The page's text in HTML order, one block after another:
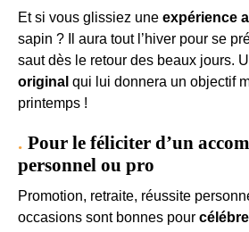
Et si vous glissiez une expérience
sapin ? Il aura tout l’hiver pour se
saut dès le retour des beaux jours.
original qui lui donnera un objectif
printemps !
Pour le féliciter d’un
personnel ou pro
Promotion, retraite, réussite
occasions sont bonnes pour